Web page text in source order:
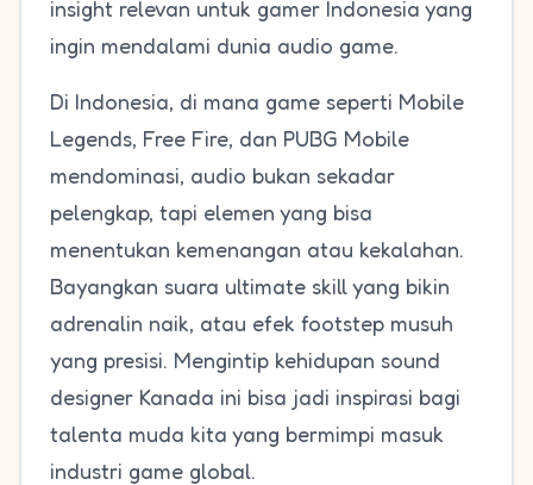
insight relevan untuk gamer Indonesia yang
ingin mendalami dunia audio game.
Di Indonesia, di mana game seperti Mobile
Legends, Free Fire, dan PUBG Mobile
mendominasi, audio bukan sekadar
pelengkap, tapi elemen yang bisa
menentukan kemenangan atau kekalahan.
Bayangkan suara ultimate skill yang bikin
adrenalin naik, atau efek footstep musuh
yang presisi. Mengintip kehidupan sound
designer Kanada ini bisa jadi inspirasi bagi
talenta muda kita yang bermimpi masuk
industri game global.